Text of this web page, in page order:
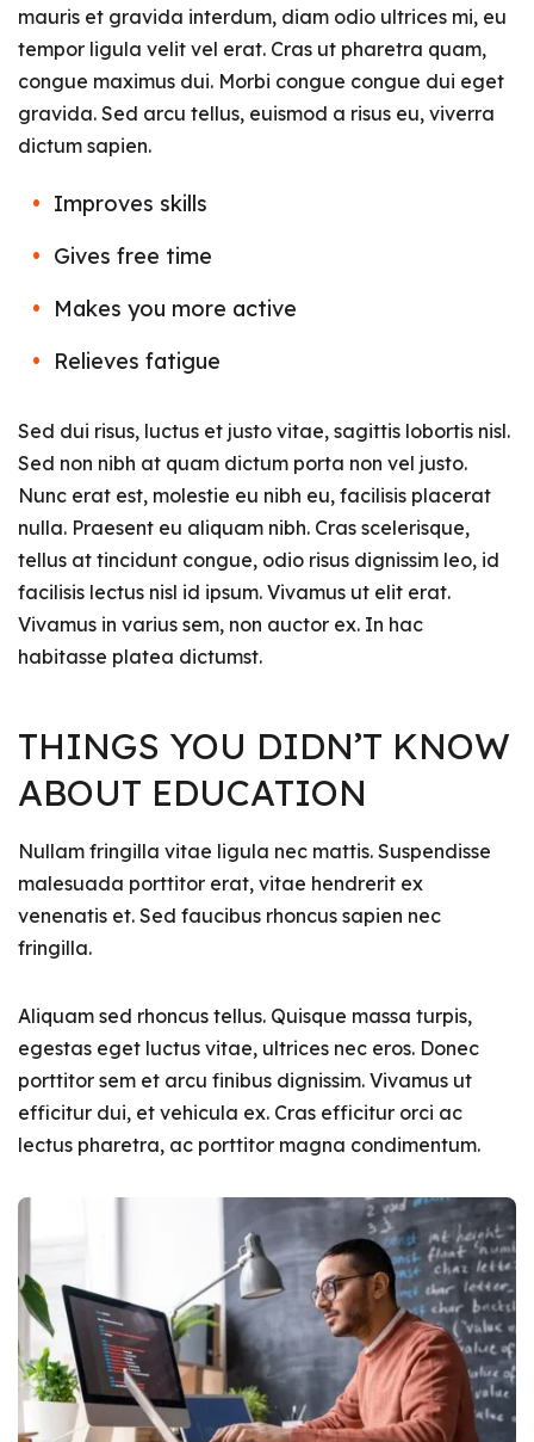
mauris et gravida interdum, diam odio ultrices mi, eu
tempor ligula velit vel erat. Cras ut pharetra quam,
congue maximus dui. Morbi congue congue dui eget
gravida. Sed arcu tellus, euismod a risus eu, viverra
dictum sapien.
Improves skills
Gives free time
Makes you more active
Relieves fatigue
Sed dui risus, luctus et justo vitae, sagittis lobortis nisl.
Sed non nibh at quam dictum porta non vel justo.
Nunc erat est, molestie eu nibh eu, facilisis placerat
nulla. Praesent eu aliquam nibh. Cras scelerisque,
tellus at tincidunt congue, odio risus dignissim leo, id
facilisis lectus nisl id ipsum. Vivamus ut elit erat.
Vivamus in varius sem, non auctor ex. In hac
habitasse platea dictumst.
THINGS YOU DIDN’T KNOW
ABOUT EDUCATION
Nullam fringilla vitae ligula nec mattis. Suspendisse
malesuada porttitor erat, vitae hendrerit ex
venenatis et. Sed faucibus rhoncus sapien nec
fringilla.
Aliquam sed rhoncus tellus. Quisque massa turpis,
egestas eget luctus vitae, ultrices nec eros. Donec
porttitor sem et arcu finibus dignissim. Vivamus ut
efficitur dui, et vehicula ex. Cras efficitur orci ac
lectus pharetra, ac porttitor magna condimentum.